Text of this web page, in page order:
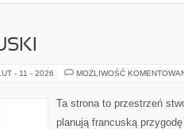
- 11 - 2026 MOŻLIWOŚĆ
Ta strona to przestrzeń
planują francuską